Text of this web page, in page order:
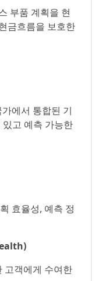
부품 계획을 현
금흐름을 보호한
에서 통합된 기
고 예측 가능한
효율성, 예측 정
고객에게 수여한